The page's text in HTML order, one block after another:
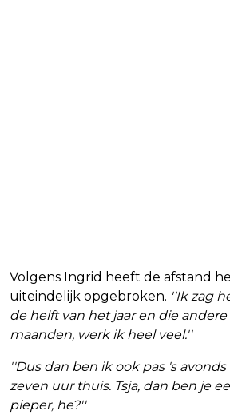
Volgens Ingrid heeft de afstand
uiteindelijk opgebroken. ''Ik zag
de helft van het jaar en die
maanden, werk ik heel veel.''
''Dus dan ben ik ook pas 's
zeven uur thuis. Tsja, dan ben je
pieper, he?''